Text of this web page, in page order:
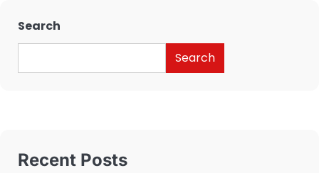
Search
Search
Recent Posts